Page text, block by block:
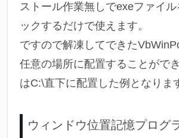
ストール作業無しでexeファイル
ックするだけで使えます。
ですので解凍してできた
任意の場所に配置することがで
はC:\直下に配置した例となりま
ウィンドウ位置記憶プログ